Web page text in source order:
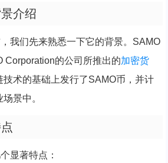
介绍
我们先来熟悉一下它的背景。SAMO
Corporation的公司所推出的加密货
技术的基础上发行了SAMO币，并计
景中。
显著特点：